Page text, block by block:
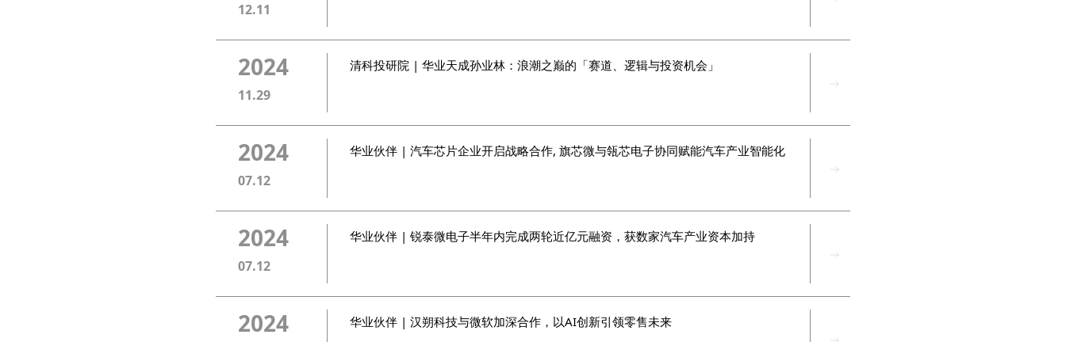
12.11
2024
11.29
清科投研院 | 华业天成孙业林：浪潮之巅的「赛道、逻辑与投资机会」
2024
07.12
华业伙伴 | 汽车芯片企业开启战略合作, 旗芯微与瓴芯电子协同赋能汽车产业智能化
2024
07.12
华业伙伴 | 锐泰微电子半年内完成两轮近亿元融资，获数家汽车产业资本加持
2024 华业伙伴 | 汉朔科技与微软加深合作，以AI创新引领零售未来